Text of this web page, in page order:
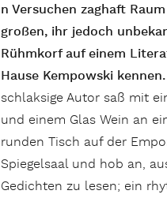
n Versuchen zaghaft
großen, ihr jedoch
Rühmkorf auf einem
Hause Kempowski kennen.
schlaksige Autor saß mit
und einem Glas Wein an
runden Tisch auf der
Spiegelsaal und hob an,
Gedichten zu lesen; ein